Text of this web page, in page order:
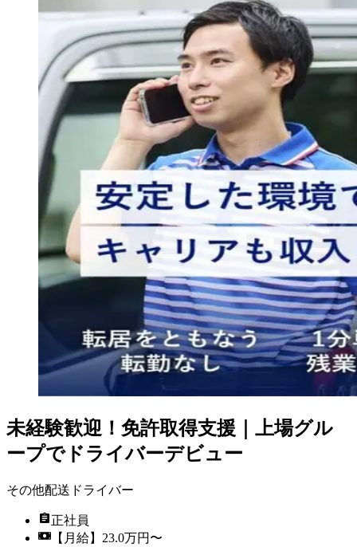
未経験歓迎！免許取得支援｜上場グル
ープでドライバーデビュー
その他配送ドライバー
正社員
【月給】23.0万円〜